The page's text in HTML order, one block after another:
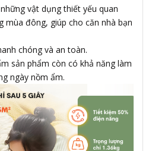
vật dụng thiết yếu quan
mùa đông, giúp cho căn nhà bạn
chóng và an toàn.
sản phẩm còn có khả năng làm
ngày nồm ẩm.